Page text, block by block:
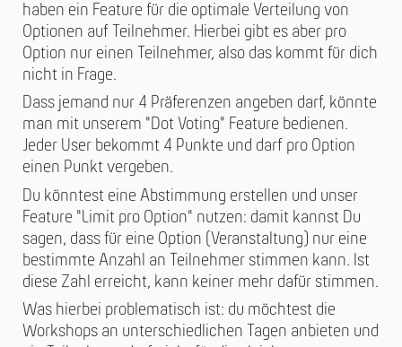
haben ein Feature für die optimale Verteilung von
Optionen auf Teilnehmer. Hierbei gibt es aber pro
Option nur einen Teilnehmer, also das kommt für dich
nicht in Frage.
Dass jemand nur 4 Präferenzen angeben darf, könnte
man mit unserem "Dot Voting" Feature bedienen.
Jeder User bekommt 4 Punkte und darf pro Option
einen Punkt vergeben.
Du könntest eine Abstimmung erstellen und unser
Feature "Limit pro Option" nutzen: damit kannst Du
sagen, dass für eine Option (Veranstaltung) nur eine
bestimmte Anzahl an Teilnehmer stimmen kann. Ist
diese Zahl erreicht, kann keiner mehr dafür stimmen.
Was hierbei problematisch ist: du möchtest die
Workshops an unterschiedlichen Tagen anbieten und